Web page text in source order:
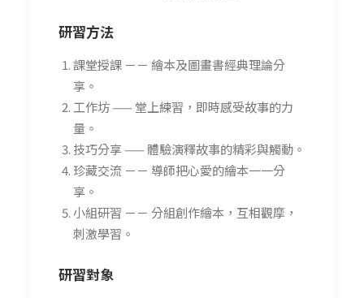
研習方法
課堂授課 －－ 繪本及圖畫書經典理論分
享。
工作坊 —— 堂上練習，即時感受故事的力
量。
技巧分享 —— 體驗演釋故事的精彩與觸動。
珍藏交流 －－ 導師把心愛的繪本一一分
享。
小組研習 －－ 分組創作繪本，互相觀摩，
刺激學習。
研習對象